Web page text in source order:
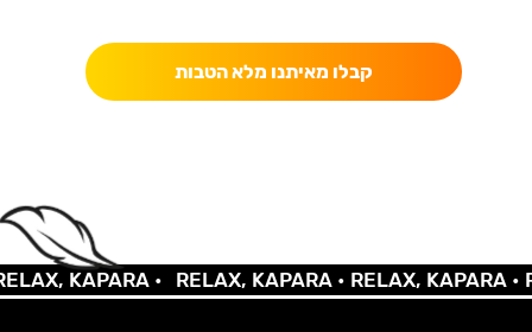
קבלו מאיתנו מלא הטבות
KAPARA • RELAX, KAPARA •RELAX, KAPARA •